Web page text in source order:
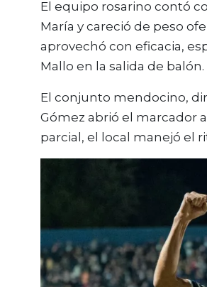
El equipo rosarino contó
María y careció de peso
aprovechó con eficacia,
Mallo en la salida de balón.
El conjunto mendocino,
Gómez abrió el marcador
parcial, el local manejó el